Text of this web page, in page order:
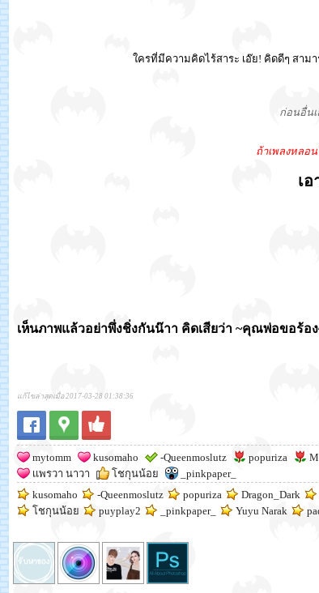
ใครที่มีความคิดไร้สาระ เอ๊ย! คิดดีๆ สาม
ก่อนอื่นเ
ถ้าเพลงหลอน
เ
เห็นภาพแล้วอย่าพึ่งชิ่งกันน๊าา คิดเสียว่า ~คุณพ่อขอร้อง
แก้ไขล่าสุดเมื่อ 2017-03-28 01:38:36
mytomm kusomaho -Queenmoslutz popuriza
เเพรวา นาวา
โชกุนน้อย
_pinkpaper_
kusomaho
-Queenmoslutz popuriza Dragon_Dark
โชกุนน้อย
puyplay2 _pinkpaper_ Yuyu Narak